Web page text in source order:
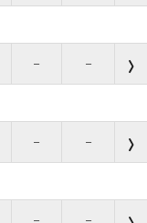
– –
– –
– –